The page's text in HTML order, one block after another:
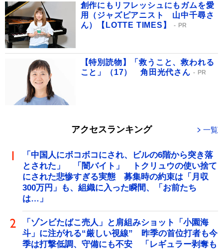
創作にもリフレッシュにもガムを愛
用（ジャズピアニスト 山中千尋さ
ん）【LOTTE TIMES】
PR
【特別読物】「救うこと、救われる
こと」（17） 角田光代さん
PR
アクセスランキング 一覧
「中国人にボコボコにされ、ビルの6階から突き落
とされた」 「闇バイト」 トクリュウの使い捨て
にされた悲惨すぎる実態 募集時の約束は「月収
300万円」も、組織に入った瞬間、「お前たち
は…」
「ゾンビたばこ売人」と肩組みショット「小園海
斗」に注がれる“厳しい視線” 昨季の首位打者も今
季は打撃低調、守備にも不安 「レギュラー剥奪も